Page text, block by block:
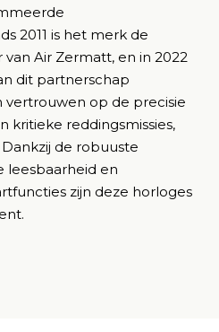
2011 is het merk de
Air Zermatt, en in 2022
dit partnerschap
op de precisie
kritieke reddingsmissies,
de robuuste
leesbaarheid en
zijn deze horloges